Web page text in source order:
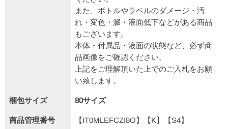
また、ボトルやラベルのダメージ・汚
れ・変色・澱・液面低下などがある商品
もございます。
本体・付属品・液面の状態など、必ず商
品画像をご確認ください。
上記をご理解頂いた上でのご入札をお願
い致します。
梱包サイズ 80サイズ
商品管理番号 【IT0MLEFCZI8O】【K】【S4】